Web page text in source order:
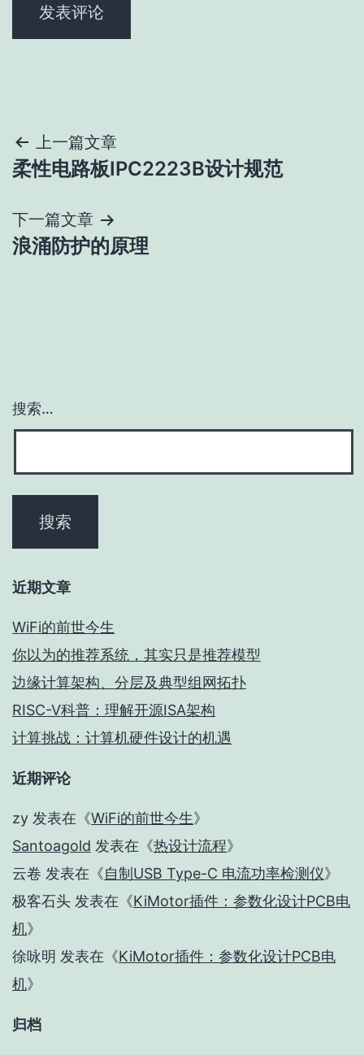
文
章
导
航
上一篇文章
柔性电路板IPC2223B设计规范
下一篇文章
浪涌防护的原理
搜索…
近期文章
WiFi的前世今生
你以为的推荐系统，其实只是推荐模型
边缘计算架构、分层及典型组网拓扑
RISC-V科普：理解开源ISA架构
计算挑战：计算机硬件设计的机遇
近期评论
zy 发表在《WiFi的前世今生》
Santoagold 发表在《热设计流程》
云卷 发表在《自制USB Type-C 电流功率检测仪》
极客石头 发表在《KiMotor插件：参数化设计PCB电
机》
徐咏明 发表在《KiMotor插件：参数化设计PCB电
机》
归档